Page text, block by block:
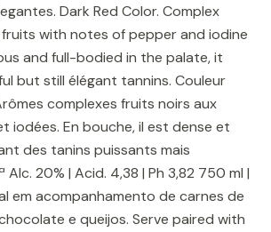
Dark Red Color. Complex
with notes of pepper and iodine
and full-bodied in the palate, it
but still élégant tannins. Couleur
complexes fruits noirs aux
iodées. En bouche, il est dense et
des tanins puissants mais
Alc. 20% | Acid. 4,38 | Ph 3,82 750 ml |
em acompanhamento de carnes de
e queijos. Serve paired with